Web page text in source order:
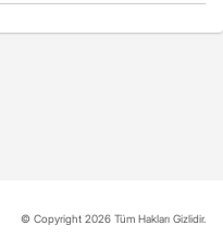
© Copyright 2026 Tüm Hakları Gizlidir.